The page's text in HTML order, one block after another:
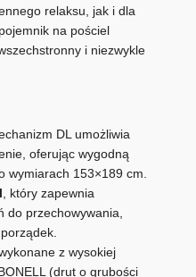
relaksu, jak i dla
na pościel
i niezwykle
DL umożliwia
oferując wygodną
wymiarach 153×189 cm.
, który zapewnia
do przechowywania,
z wysokiej
(drut o grubości